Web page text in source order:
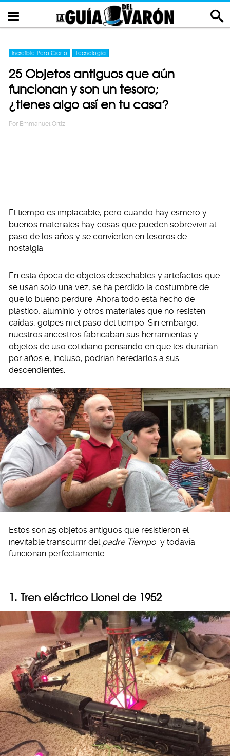
Increíble Pero Cierto Tecnología
25 Objetos antiguos que aún
funcionan y son un tesoro;
¿tienes algo así en tu casa?
Por Emmanuel Ortiz
El tiempo es implacable, pero cuando hay esmero y
buenos materiales hay cosas que pueden sobrevivir al
paso de los años y se convierten en tesoros de
nostalgia.
En esta época de objetos desechables y artefactos que
se usan solo una vez, se ha perdido la costumbre de
que lo bueno perdure. Ahora todo está hecho de
plástico, aluminio y otros materiales que no resisten
caídas, golpes ni el paso del tiempo. Sin embargo,
nuestros ancestros fabricaban sus herramientas y
objetos de uso cotidiano pensando en que les durarían
por años e, incluso, podrían heredarlos a sus
descendientes.
Estos son 25 objetos antiguos que resistieron el
inevitable transcurrir del padre Tiempo y todavía
funcionan perfectamente.
1. Tren eléctrico Lionel de 1952